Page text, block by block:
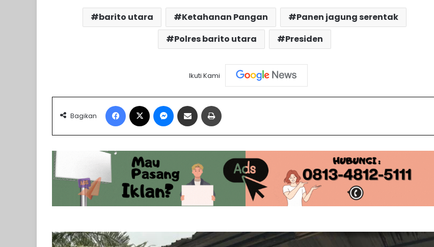
barito utara Ketahanan Pangan
Panen jagung serentak
Polres barito utara
Presiden
Ikuti Kami
Bagikan
Facebook Messenger
Share via Email
Perkuat Kondusivitas Wilayah,
Dandim Muara Teweh Kunjungi Laung
Tuhup dan Batura
Rekrutmen Polri: Polres Barito Utara
Pastikan Proses Bersih dan
Transparan
Petani Sawit Kotim Dapatkan